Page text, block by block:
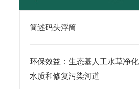
简述码头浮筒
环保效益：生态基人工水草净化
水质和修复污染河道